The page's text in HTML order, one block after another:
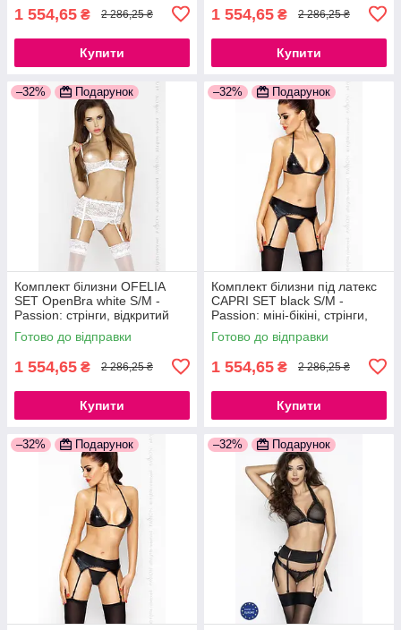
1 554,65 ₴ 2 286,25 ₴
Купити
1 554,65 ₴ 2 286,25 ₴
Купити
–32% Подарунок
Комплект білизни OFELIA
SET OpenBra white S/M -
Passion: стрінги, відкритий
ліф, широкий пояс
777Store.com.ua
Готово до відправки
1 554,65 ₴ 2 286,25 ₴
Купити
–32% Подарунок
Комплект білизни під латекс
CAPRI SET black S/M -
Passion: міні-бікіні, стрінги,
пояс для панчіх
777Store.com.ua
Готово до відправки
1 554,65 ₴ 2 286,25 ₴
Купити
–32% Подарунок –32% Подарунок